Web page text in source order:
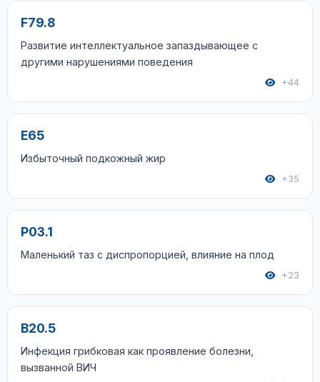
F79.8
Развитие интеллектуальное запаздывающее с
другими нарушениями поведения
+44
E65
Избыточный подкожный жир
+35
P03.1
Маленький таз с диспропорцией, влияние на плод
+23
B20.5
Инфекция грибковая как проявление болезни,
вызванной ВИЧ